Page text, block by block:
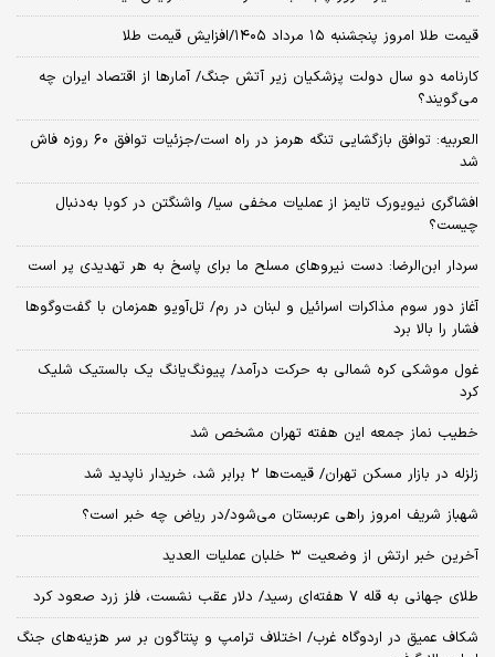
زنگ خطر برای طبقه متوسط تهران به صدا درآمد/پایتخت‌نشینان به سمت
فقر رانده می‌شوند
نرخ ارز دلار، طلا و یورو امروز پنجشنبه ۱۵ مرداد ۱۴۰۵/ رشد قیمت طلا و
سکه
قیمت دلار، یورو و درهم امروز پنجشنبه ۱۵ مرداد ۱۴۰۵ |کاهش قیمت دلار
قیمت سکه، نیم سکه و ربع سکه امروز ۱۵ مرداد ۱۴۰۵|صعود قیمت
سکه+جزئیات
قیمت طلا و سکه امروز پنجشنبه ۱۵ مرداد ۱۴۰۵/افزایش قیمت طلا و سکه
قیمت طلا ۱۸ عیار امروز پنجشنبه ۱۵ مرداد ۱۴۰۵/افزایش قیمت طلا
قیمت طلا امروز پنجشنبه ۱۵ مرداد ۱۴۰۵/افزایش قیمت طلا
کارنامه دو سال دولت پزشکیان زیر آتش جنگ/ آمارها از اقتصاد ایران چه
می‌گویند؟
شد
افشاگری نیویورک تایمز از عملیات مخفی سیا/ واشنگتن در کوبا به‌دنبال
چیست؟
سردار ابن‌الرضا: دست نیروهای مسلح ما برای پاسخ به هر تهدیدی پر است
آغاز دور سوم مذاکرات اسرائیل و لبنان در رم/ تل‌آویو همزمان با گفت‌وگوها
فشار را بالا برد